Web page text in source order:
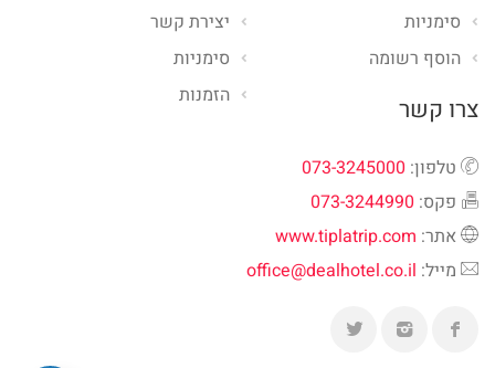
יצירת קשר
סימניות
הזמנות
סימניות
הוסף רשומה
צרו קשר
טלפון: 073-3245000
פקס: 073-3244990
אתר: www.tiplatrip.com
מייל: office@dealhotel.co.il